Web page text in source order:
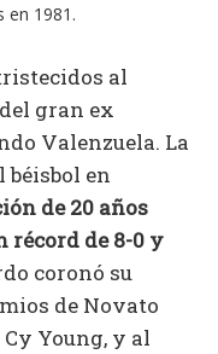
en 1981.
al
gran ex
Valenzuela. La
béisbol en
de 20 años
récord de 8-0 y
coronó su
de Novato
Young, y al